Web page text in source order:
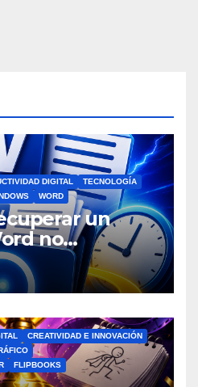
DIGITAL
TECNOLOGÍA
WORD
un
no
de entrar en
CREATIVIDAD E INNOVACIÓN
FLIPBOOKS